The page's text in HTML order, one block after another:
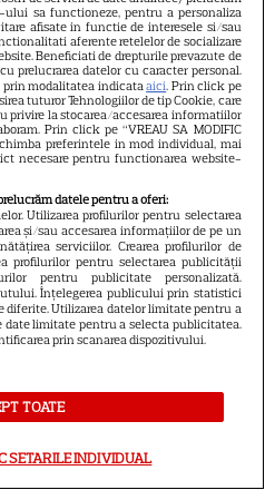
Thomas, din nou mamă
pe ecran în „My
Wedding”. Când
filmul pe SkyShowtime
VIDEO
Things”, intră în
„Stăpânul Inelelor”.
legendar va interpreta în
3
de pe Netflix: Regele
care sfidează
sa functioneze, pentru a personaliza
afisate in functie de interesele si/sau
aferente retelelor de socializare
Beneficiati de drepturile prevazute de
prelucrarea datelor cu caracter personal.
prin modalitatea indicataaici. Prin click pe
tuturor Tehnologiilor de tip Cookie, care
privire la stocarea/accesarea informatiilor
Prin click pe “VREAU SA MODIFIC
preferintele in mod individual, mai
necesare pentru functionarea website-
datele pentru a oferi:
Utilizarea profilurilor pentru selectarea
și/sau accesarea informațiilor de pe un
serviciilor. Crearea profilurilor de
profilurilor pentru selectarea publicității
pentru publicitate personalizată.
Înțelegerea publicului prin statistici
diferite. Utilizarea datelor limitate pentru a
limitate pentru a selecta publicitatea.
prin scanarea dispozitivului.
TOATE
SETARILE INDIVIDUAL